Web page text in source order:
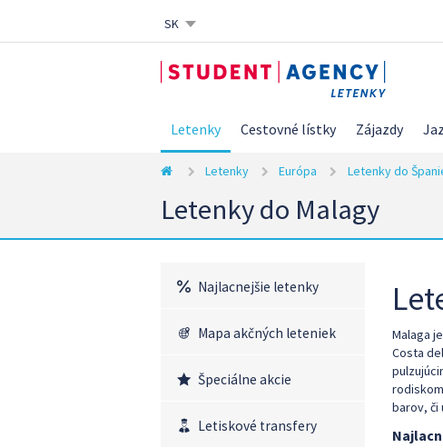
SK
CZ
EN
DE
Letenky Cestovné lístky Zájazdy
Letenky Európa Letenky do
Letenky do Malagy
Najlacnejšie letenky
Mapa akčných leteniek
Špeciálne akcie
Letiskové transfery
Malaga
Costa
barov, či